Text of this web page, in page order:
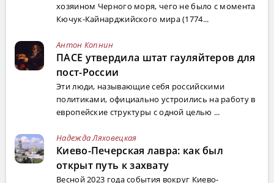
хозяином Черного моря, чего не было с момента
Кючук-Кайнарджийского мира (1774...
Антон Копнин
ПАСЕ утвердила штат гауляйтеров для
пост-России
Эти люди, называющие себя российскими
политиками, официально устроились на работу в
европейские структуры с одной целью ...
Надежда Ляховецкая
Киево-Печерская лавра: как был
открыт путь к захвату
Весной 2023 года события вокруг Киево-